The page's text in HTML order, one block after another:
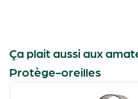
Ça plait aussi aux
Protège-oreilles